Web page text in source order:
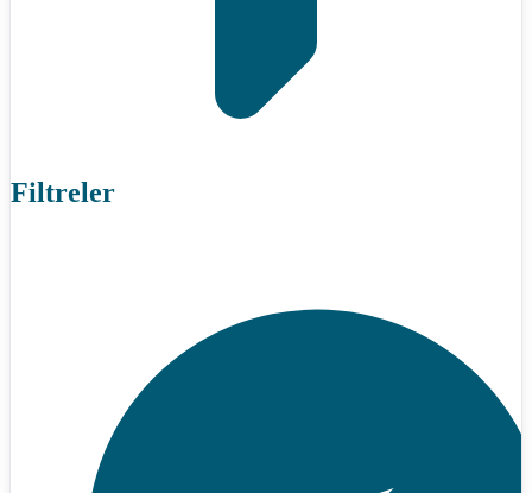
Filtreler